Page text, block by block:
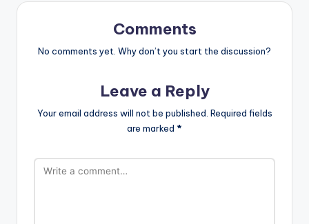
Comments
No comments yet. Why don’t you start the discussion?
Leave a Reply
Your email address will not be published. Required fields
are marked *